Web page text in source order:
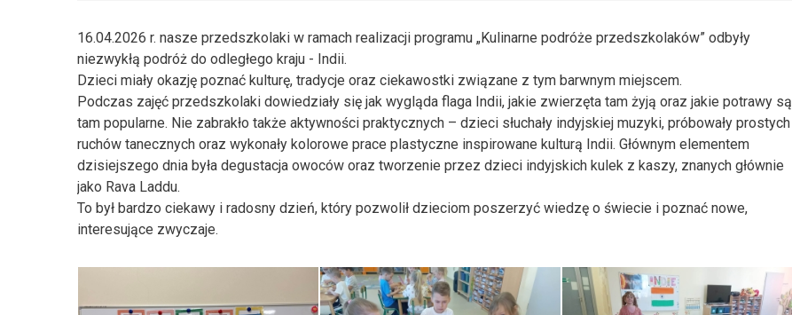
16.04.2026 r. nasze przedszkolaki w ramach realizacji programu „Kulinarne podróże przedszkolaków” odbyły
niezwykłą podróż do odległego kraju - Indii.
Dzieci miały okazję poznać kulturę, tradycje oraz ciekawostki związane z tym barwnym miejscem.
Podczas zajęć przedszkolaki dowiedziały się jak wygląda flaga Indii, jakie zwierzęta tam żyją oraz jakie potrawy są
tam popularne. Nie zabrakło także aktywności praktycznych – dzieci słuchały indyjskiej muzyki, próbowały prostych
ruchów tanecznych oraz wykonały kolorowe prace plastyczne inspirowane kulturą Indii. Głównym elementem
dzisiejszego dnia była degustacja owoców oraz tworzenie przez dzieci indyjskich kulek z kaszy, znanych głównie
jako Rava Laddu.
To był bardzo ciekawy i radosny dzień, który pozwolił dzieciom poszerzyć wiedzę o świecie i poznać nowe,
interesujące zwyczaje.